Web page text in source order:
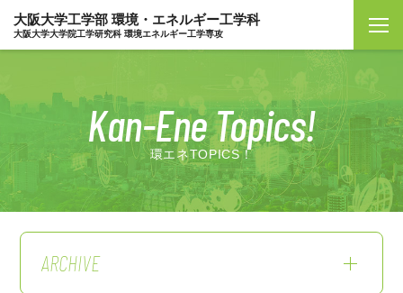
大阪大学工学部 環境・エネルギー工学科
大阪大学大学院工学研究科 環境エネルギー工学専攻
ARCHIVE
Kan-Ene Topics!
環エネTOPICS！